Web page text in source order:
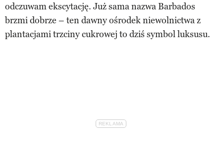
odczuwam ekscytację. Już sama nazwa Barbados
brzmi dobrze – ten dawny ośrodek niewolnictwa z
plantacjami trzciny cukrowej to dziś symbol luksusu.